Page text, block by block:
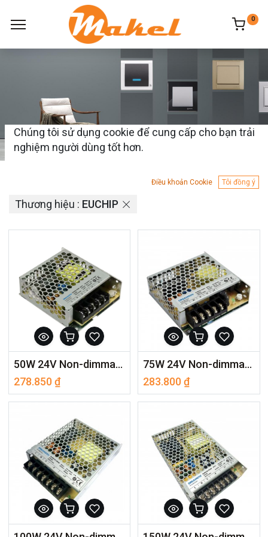
0
35 mặt hàng tìm thấy.
Thương hiệu : EUCHIP
50W 24V Non-dimmable CV Driver DLRS50-1K24V
278.850₫
75W 24V Non-dimmable CV Driver DLRS75-1K24V
283.800₫
Chúng tôi sử dụng cookie để cung cấp cho bạn trải
nghiệm người dùng tốt hơn.
Điều khoản Cookie Tôi đồng ý